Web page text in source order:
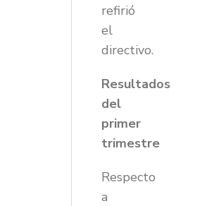
refirió
el
directivo.
Resultados
del
primer
trimestre
Respecto
a